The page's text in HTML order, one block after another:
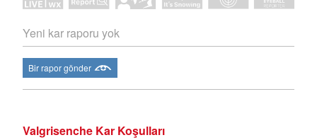
Yeni kar raporu yok
Bir rapor gönder
Valgrisenche Kar Koşulları